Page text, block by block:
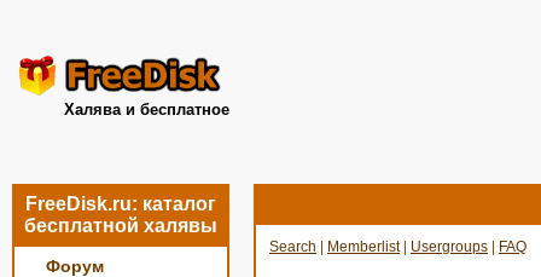
Халява и бесплатное
FreeDisk.ru: каталог
бесплатной халявы
Форум
Search Memberlist| Usergroups FAQ